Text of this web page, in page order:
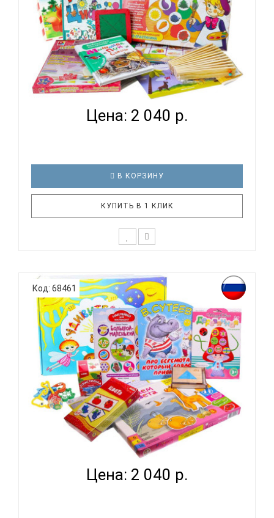
РАЗВИВАЮЩИЙ НАБОР ДЛЯ ДЕТЕЙ НА ВОЗРАСТ 4
ГОДА 3 МЕ...
Цена: 2 040 р.
В КОРЗИНУ
КУПИТЬ В 1 КЛИК
составе набора. В набор входит: 1. лото "Вокруг да
около", 2. книжка с наклейками
"Противоположности", 3. деревянная головоломка
"Танграм", 4. деревянная трещотка, 5.
геометрическая мозаика "Белка и Стрелка",..
Код: 68461
РАЗВИВАЮЩИЙ НАБОР ДЛЯ ДЕТЕЙ НА ВОЗРАСТ 2
ГОДА 3 МЕ...
Цена: 2 040 р.